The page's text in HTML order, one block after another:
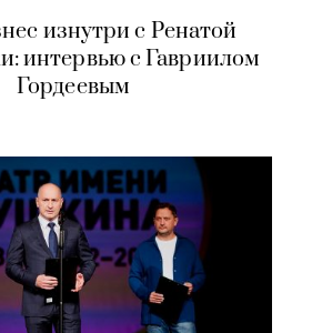
изнутри с Ренатой
интервью с Гавриилом
Гордеевым